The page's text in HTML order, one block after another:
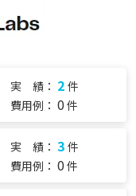
実 績： 2 件
費用例： 0 件
実 績： 3 件
費用例： 0 件